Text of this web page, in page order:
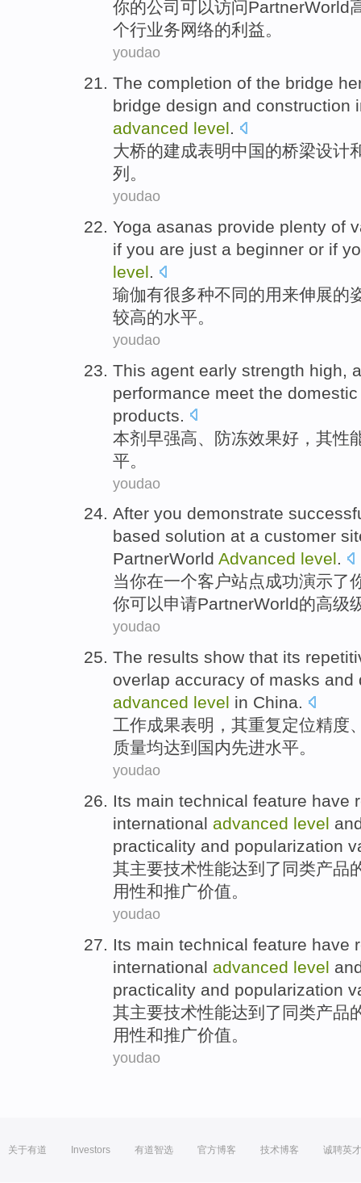
你的公司 可以访问PartnerWorld
个行业务网络的利益。
youdao
The completion of the bridge
bridge design and construction
advanced level.
大桥的建成表明中国的桥梁设计
列。
youdao
Yoga asanas provide plenty of
if you are just a beginner or if
level.
瑜伽有很多种不同的用来伸展的
较高的水平。
youdao
This agent early strength high
performance meet the domestic
products
本剂早强高 防冻效果好 ， 其性
平。
youdao
After you demonstrate
based solution at a customer
PartnerWorld Advanced level.
当你在一个客户站点成功演示了
你可以申请PartnerWorld的高级
youdao
The results show that its
overlap accuracy of masks and
advanced level in China.
工作成果表明 ， 其重复定位精度
质量均达到国内先进水平。
youdao
Its main technical feature have
international advanced level
practicality and popularization
其主要技术性能达到 了 同类产品
用性和推广价值。
youdao
Its main technical feature have
international advanced level
practicality and popularization
其主要技术性能达到 了 同类产品
用性和推广价值。
youdao
关于有道 Investors 有道智选 官方博客 技术博客 诚聘英才